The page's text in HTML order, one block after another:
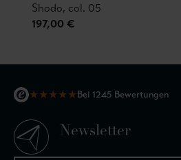
Shodo, col. 05
197,00 €
★★★★★Bei 1245 Bewertungen
Newsletter